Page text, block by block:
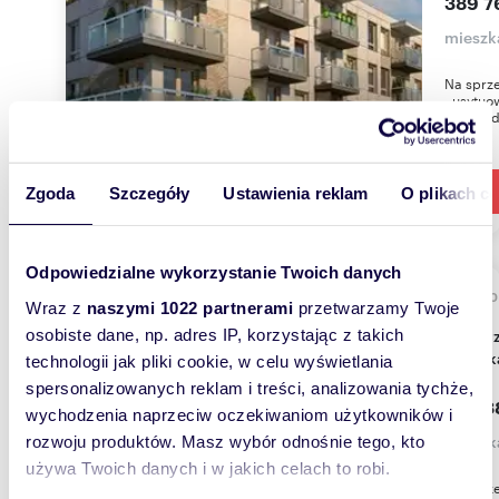
Zgoda Szczegóły Ustawienia reklam O plikach
Odpowiedzialne wykorzystanie Twoich danych
Wraz z naszymi 1022 partnerami przetwarzamy Twoje
osobiste dane, np. adres IP, korzystając z takich
technologii jak pliki cookie, w celu wyświetlania
spersonalizowanych reklam i treści, analizowania tychże,
wychodzenia naprzeciw oczekiwaniom użytkowników i
rozwoju produktów. Masz wybór odnośnie tego, kto
używa Twoich danych i w jakich celach to robi.
Na
,
55,90
458
Na